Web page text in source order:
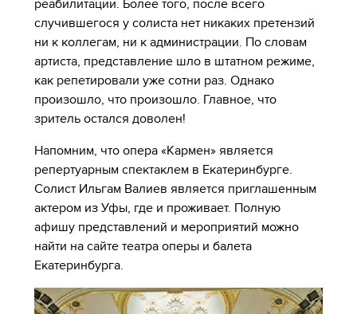
реабилитации. Более того, после всего
случившегося у солиста нет никаких претензий
ни к коллегам, ни к администрации. По словам
артиста, представление шло в штатном режиме,
как репетировали уже сотни раз. Однако
произошло, что произошло. Главное, что
зритель остался доволен!
Напомним, что опера «Кармен» является
репертуарным спектаклем в Екатеринбурге.
Солист Ильгам Валиев является приглашенным
актером из Уфы, где и проживает. Полную
афишу представлений и мероприятий можно
найти на сайте театра оперы и балета
Екатеринбурга.